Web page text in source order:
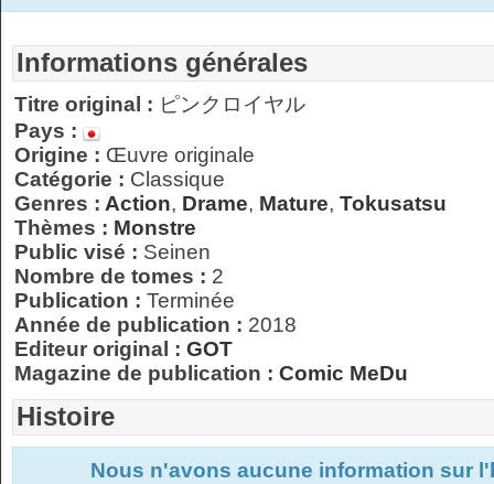
Informations générales
Titre original : ピンクロイヤル
Pays :
Origine : Œuvre originale
Catégorie : Classique
Genres : Action, Drame, Mature, Tokusatsu
Thèmes : Monstre
Public visé : Seinen
Nombre de tomes : 2
Publication : Terminée
Année de publication : 2018
Editeur original : GOT
Magazine de publication : Comic MeDu
Histoire
Nous n'avons aucune information sur